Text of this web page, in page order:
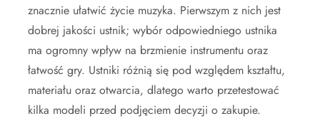
znacznie ułatwić życie muzyka. Pierwszym z nich jest
dobrej jakości ustnik; wybór odpowiedniego ustnika
ma ogromny wpływ na brzmienie instrumentu oraz
łatwość gry. Ustniki różnią się pod względem kształtu,
materiału oraz otwarcia, dlatego warto przetestować
kilka modeli przed podjęciem decyzji o zakupie.